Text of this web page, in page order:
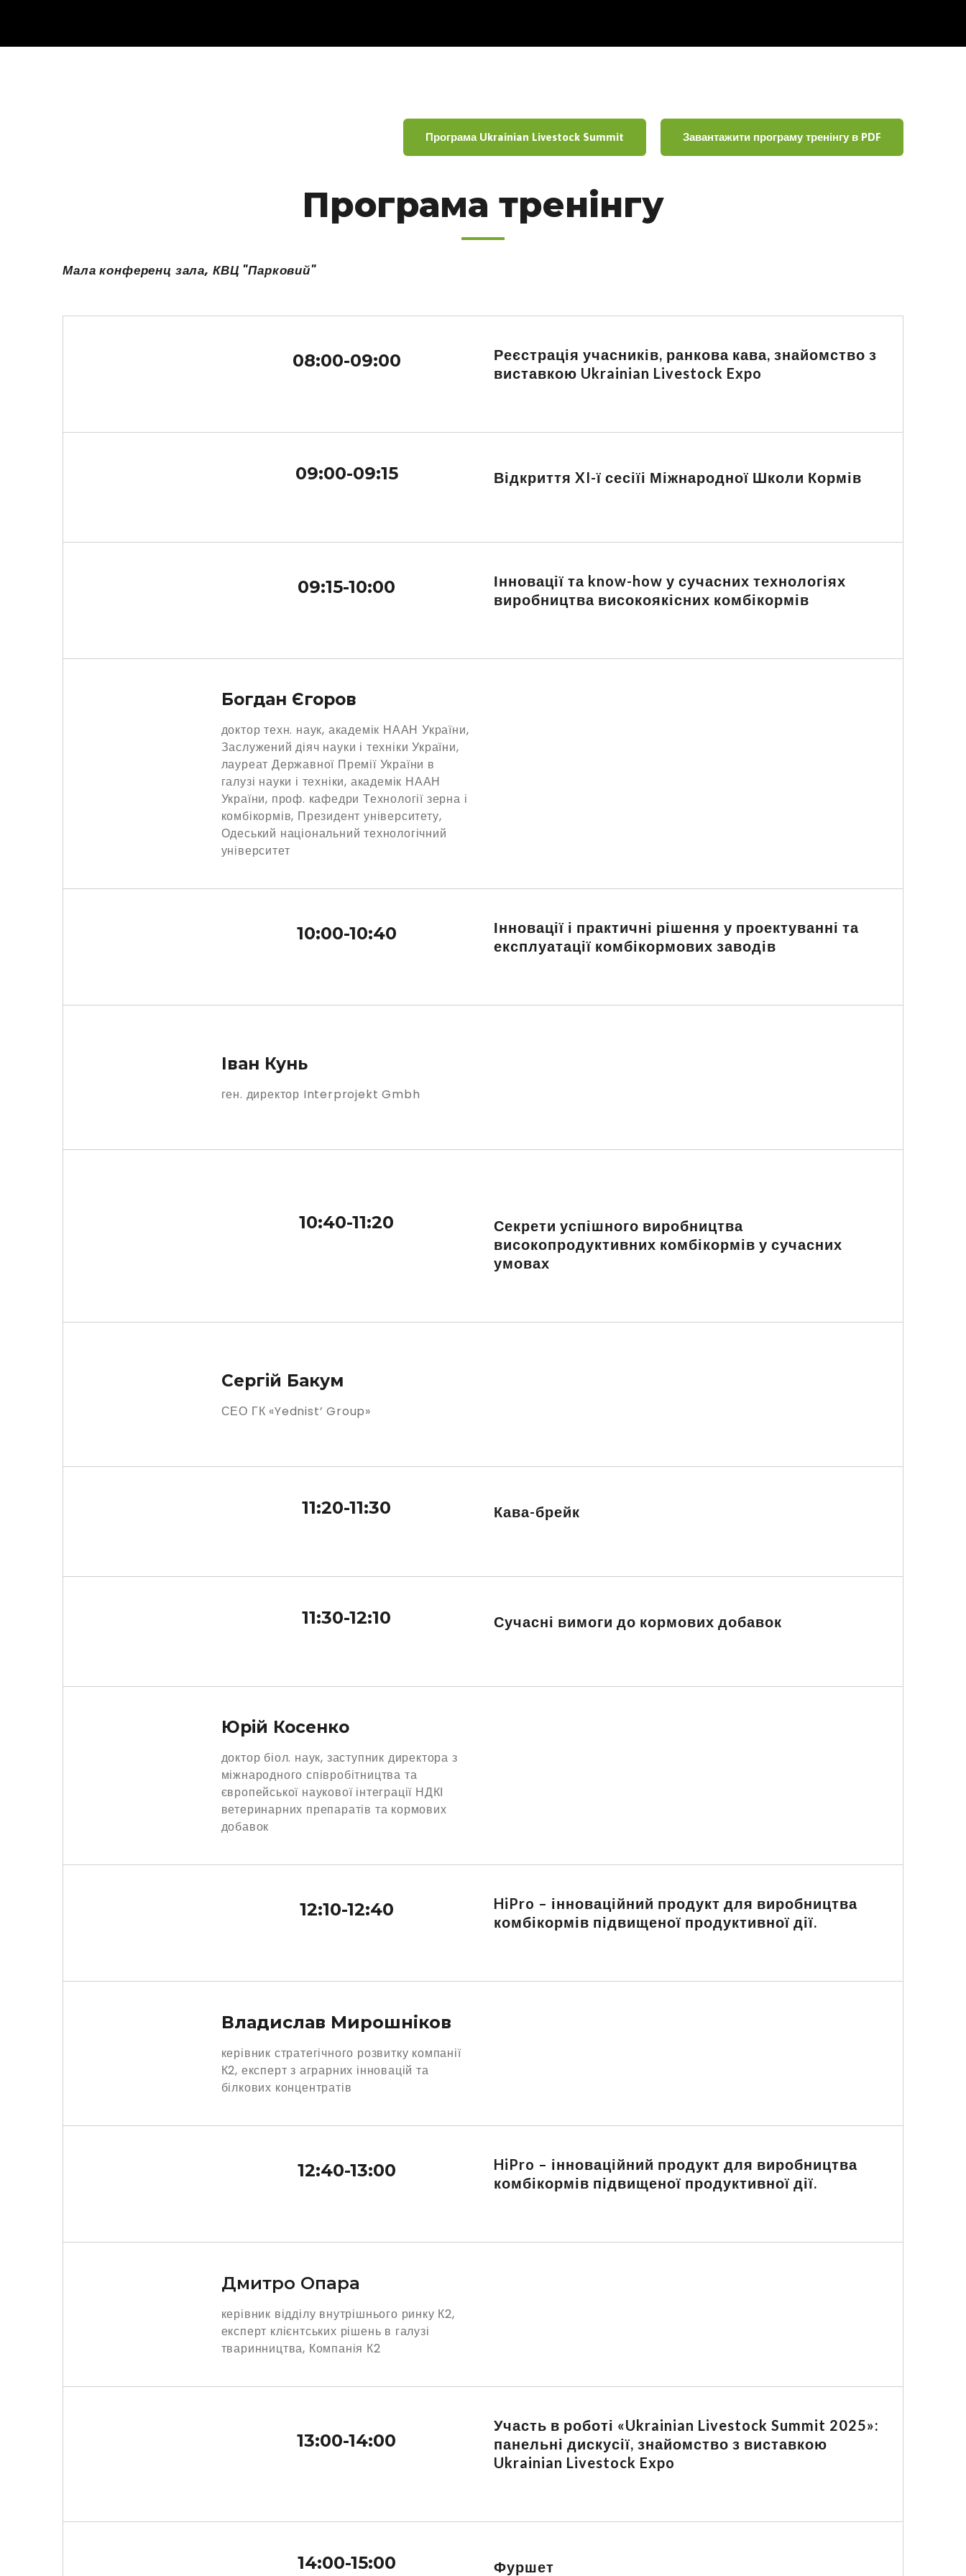
Програма Ukrainian Livestock Summit Завантажити програму тренінгу в PDF
Програма тренінгу
Мала конференц зала, КВЦ "Парковий"
08:00-09:00
Реєстрація учасників, ранкова кава, знайомство з
виставкою Ukrainian Livestock Expo
09:00-09:15 Відкриття XI-ї сесіїі Міжнародної Школи Кормів
09:15-10:00
Інновації та know-how у сучасних технологіях
виробництва високоякісних комбікормів
Богдан Єгоров
доктор техн. наук, академік НААН України,
Заслужений діяч науки і техніки України,
лауреат Державної Премії України в
галузі науки і техніки, академік НААН
України, проф. кафедри Технології зерна і
комбікормів, Президент університету,
Одеський національний технологічний
університет
10:00-10:40
Інновації і практичні рішення у проектуванні та
експлуатації комбікормових заводів
Іван Кунь
ген. директор Interprojekt Gmbh
10:40-11:20
Секрети успішного виробництва
високопродуктивних комбікормів у сучасних
умовах
Сергій Бакум
СЕО ГК «Yednist’ Group»
11:20-11:30 Кава-брейк
11:30-12:10 Сучасні вимоги до кормових добавок
Юрій Косенко
доктор біол. наук, заступник директора з
міжнародного співробітництва та
європейської наукової інтеграції НДКІ
ветеринарних препаратів та кормових
добавок
12:10-12:40
HiPro – інноваційний продукт для виробництва
комбікормів підвищеної продуктивної дії.
Владислав Мирошніков
керівник стратегічного розвитку компанії
К2, експерт з аграрних інновацій та
білкових концентратів
12:40-13:00
HiPro – інноваційний продукт для виробництва
комбікормів підвищеної продуктивної дії.
Дмитро Опара
керівник відділу внутрішнього ринку К2,
експерт клієнтських рішень в галузі
тваринництва, Компанія К2
13:00-14:00
Участь в роботі «Ukrainian Livestock Summit 2025»:
панельні дискусії, знайомство з виставкою
Ukrainian Livestock Expo
14:00-15:00 Фуршет